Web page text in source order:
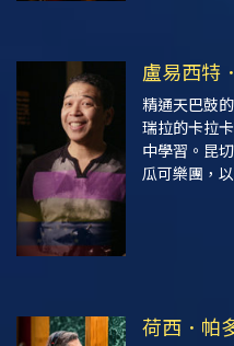
盧易西特
精通天巴鼓
瑞拉的卡拉
中學習。昆
瓜可樂團，
荷西．帕